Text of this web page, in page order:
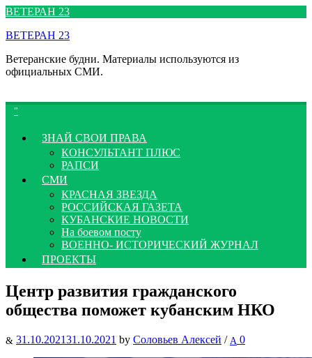
Перейти
содержимому
ВЕТЕРАН 23
ВЕТЕРАН 23
Ветеранские будни. Материалы используются из
официальных СМИ.
ЗНАЙ СВОИ ПРАВА
КОНСУЛЬТАНТ ПЛЮС
РАПСИ
СМИ
КРАСНАЯ ЗВЕЗДА
РОССИЙСКАЯ ГАЗЕТА
КУБАНСКИЕ НОВОСТИ
На боевом посту
ВОЕННО- ИСТОРИЧЕСКИЙ ЖУРНАЛ
ПРОЕКТЫ
Центр развития гражданского
общества поможет кубанским НКО
31.10.202131.10.2021 by Соловьев Алексей / 0